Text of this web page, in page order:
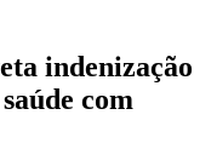
indenização
com